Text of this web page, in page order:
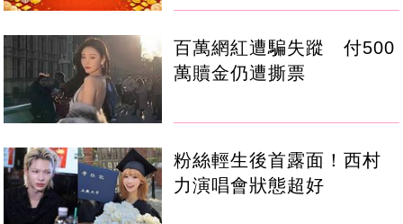
百萬網紅遭騙失蹤 付500
萬贖金仍遭撕票
粉絲輕生後首露面！西村
力演唱會狀態超好